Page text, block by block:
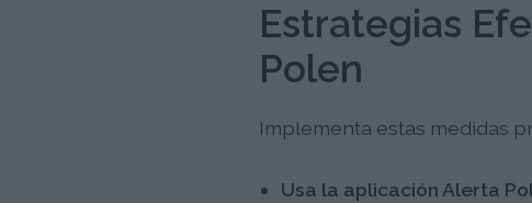
Estrategias
Polen
Implementa estas medidas
Usa la aplicación Alerta